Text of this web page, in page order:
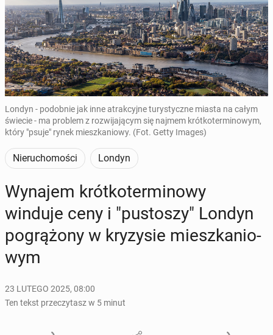
Londyn - podobnie jak inne atrakcyjne turystyczne miasta na całym
świecie - ma problem z rozwijającym się najmem krótkoterminowym,
który "psuje" rynek mieszkaniowy. (Fot. Getty Images)
Nieruchomości Londyn
Wynajem krót­ko­ter­mi­no­wy
winduje ceny i "pu­sto­szy" Londyn
po­grą­żo­ny w kry­zy­sie miesz­ka­nio­
wym
23 LUTEGO 2025, 08:00
Ten tekst przeczytasz w 5 minut